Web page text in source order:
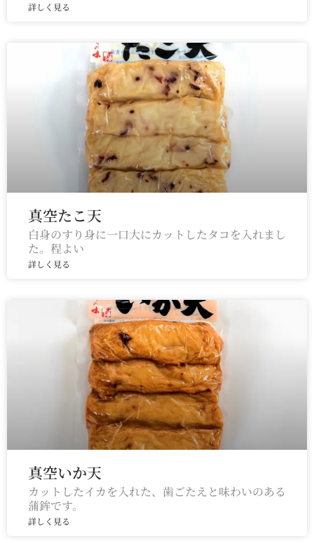
詳しく見る
真空たこ天
白身のすり身に一口大にカットしたタコを入れまし
た。程よい
詳しく見る
真空いか天
カットしたイカを入れた、歯ごたえと味わいのある
蒲鉾です。
詳しく見る